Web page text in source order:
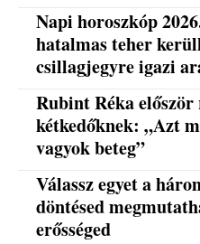
Napi horoszkóp
hatalmas teher
csillagjegyre igazi
Rubint Réka először
kétkedőknek: „Azt
vagyok beteg”
Válassz egyet a
döntésed
erősséged